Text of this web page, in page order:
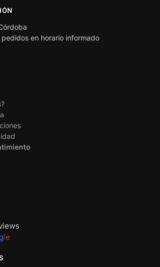
en horario informado
le